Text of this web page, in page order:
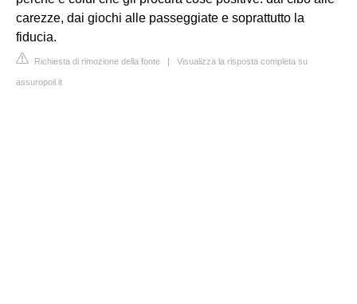
carezze, dai giochi alle passeggiate e soprattutto la
fiducia.
Richiesta di rimozione della fonte | Visualizza la risposta completa su
assuropoil.it